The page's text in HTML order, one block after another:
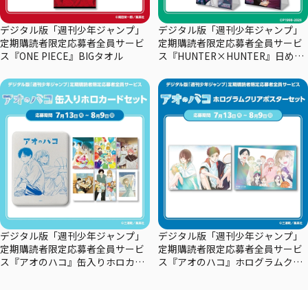
デジタル版「週刊少年ジャンプ」
定期購読者限定応募者全員サービ
ス『ONE PIECE』BIGタオル
デジタル版「週刊少年ジャンプ」
定期購読者限定応募者全員サービ
ス『HUNTER×HUNTER』日めく
デジタル版「週刊少年ジャンプ」
定期購読者限定応募者全員サービ
ス『アオのハコ』缶入りホロカー
デジタル版「週刊少年ジャンプ」
定期購読者限定応募者全員サービ
ス『アオのハコ』ホログラムクリ